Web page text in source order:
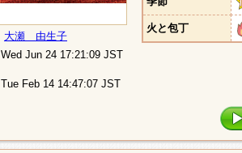
大瀬 由生子
Wed Jun 24 17:21:09 JST
Tue Feb 14 14:47:07 JST
火と包丁